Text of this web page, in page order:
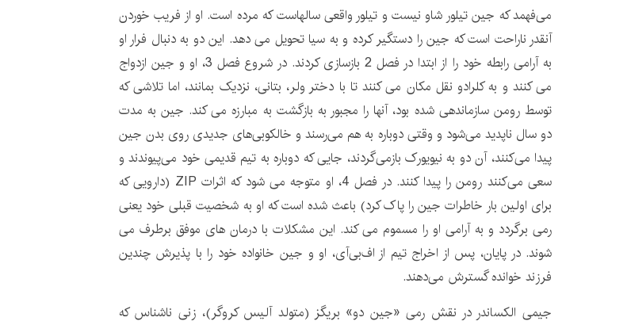
می‌فهمد که جین تیلور شاو نیست و تیلور واقعی سالهاست که مرده است. او از فریب خوردن
آنقدر ناراحت است که جین را دستگیر کرده و به سیا تحویل می دهد. این دو به دنبال فرار او
به آرامی رابطه خود را از ابتدا در فصل 2 بازسازی کردند. در شروع فصل 3، او و جین ازدواج
می کنند و به کلرادو نقل مکان می کنند تا با دختر ولر، بتانی، نزدیک بمانند، اما تلاشی که
توسط رومن سازماندهی شده بود، آنها را مجبور به بازگشت به مبارزه می کند. جین به مدت
دو سال ناپدید می‌شود و وقتی دوباره به هم می‌رسند و خالکوبی‌های جدیدی روی بدن جین
پیدا می‌کنند، آن دو به نیویورک بازمی‌گردند، جایی که دوباره به تیم قدیمی خود می‌پیوندند و
سعی می‌کنند رومن را پیدا کنند. در فصل 4، او متوجه می شود که اثرات ZIP (دارویی که
برای اولین بار خاطرات جین را پاک کرد) باعث شده است که او به شخصیت قبلی خود یعنی
رمی برگردد و به آرامی او را مسموم می کند. این مشکلات با درمان های موفق برطرف می
شوند. در پایان، پس از اخراج تیم از اف‌بی‌آی، او و جین خانواده خود را با پذیرش چندین
فرزند خوانده گسترش می‌دهند.
جیمی الکساندر در نقش رمی «جین دو» بریگز (متولد آلیس کروگر)، زنی ناشناس که